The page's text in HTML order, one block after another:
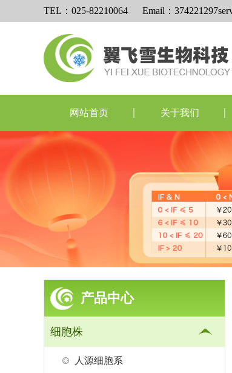
TEL：025-82210064 Email：
网站首页 关于我们
产品中心
细胞株
人源细胞系